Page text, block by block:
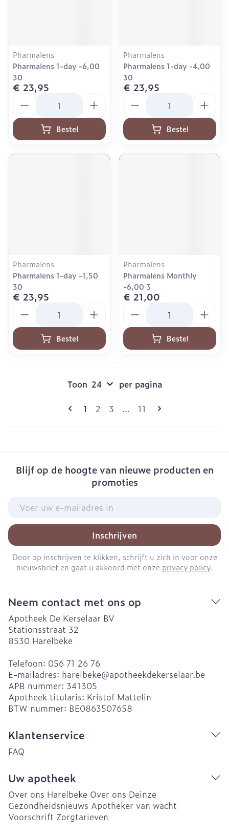
Pharmalens
Pharmalens 1-day -6,00
30
€ 23,95
Bestel
Pharmalens
Pharmalens 1-day -4,00
30
€ 23,95
Bestel
Pharmalens
Pharmalens 1-day -1,50
30
€ 23,95
Bestel
Pharmalens
Pharmalens Monthly
-6,00 3
€ 21,00
Bestel
Pagina's
U lees momenteel pagina
1 Pagina
2 Pagina
3 ... Pagina
11
Toon per pagina
Blijf op de hoogte van nieuwe producten en
promoties
Inschrijven
Door op inschrijven te klikken, schrijft u zich in voor onze
nieuwsbrief en gaat u akkoord met onze privacy policy.
Neem contact met ons op
Apotheek De Kerselaar BV
Stationsstraat 32
8530 Harelbeke
Telefoon: 056 71 26 76
E-mailadres: harelbeke@apotheekdekerselaar.be
APB nummer: 341305
Apotheek titularis: Kristof Mattelin
BTW nummer: BE0863507658
Klantenservice
FAQ
Uw apotheek
Over ons Harelbeke Over ons Deinze
Gezondheidsnieuws Apotheker van wacht
Voorschrift Zorgtarieven